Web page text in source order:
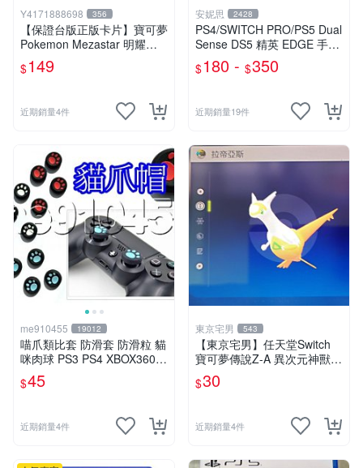
Y4171888698 356
【保證台版正版卡片】寶可夢
Pokemon Mezastar 明耀之
星 第2彈 六星台版 固拉多
《保證正版卡匣》
$149
近期銷量4件
安妮思 2428
PS4/SWITCH PRO/PS5 Dual
Sense DS5 精英 EDGE 手把
手柄 搖桿 控制器 電池
$180 - $350
近期銷量19件
me910455 19012
喵爪類比套 防滑套 防滑粒 貓
咪肉球 PS3 PS4 XBOX360 X
BOX ONE PS2 通用 有現貨
顏色隨機
$45
近期銷量4件
東京宅男 543
【東京宅男】任天堂Switch
寶可夢傳說Z-A 異次元神獸
色違 拉帝亞斯
$30
近期銷量4件